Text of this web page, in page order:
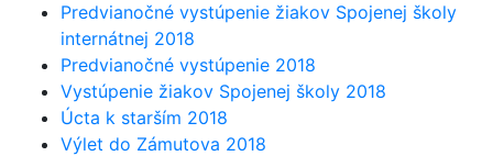
Predvianočné vystúpenie žiakov Spojenej školy
internátnej 2018
Predvianočné vystúpenie 2018
Vystúpenie žiakov Spojenej školy 2018
Úcta k starším 2018
Výlet do Zámutova 2018